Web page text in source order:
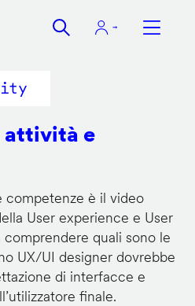
attività e
competenze è il video
User experience e User
quali sono le
UX/UI designer dovrebbe
di interfacce e
finale.